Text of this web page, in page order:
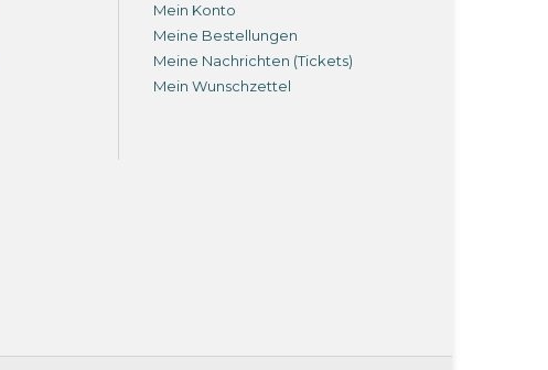
Mein Konto
Meine Bestellungen
Meine Nachrichten (Tickets)
Mein Wunschzettel